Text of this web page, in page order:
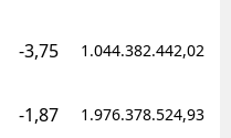
-3,75 1.044.382.442,02
-1,87 1.976.378.524,93